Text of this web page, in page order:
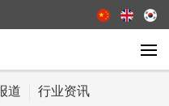
道 行业资讯